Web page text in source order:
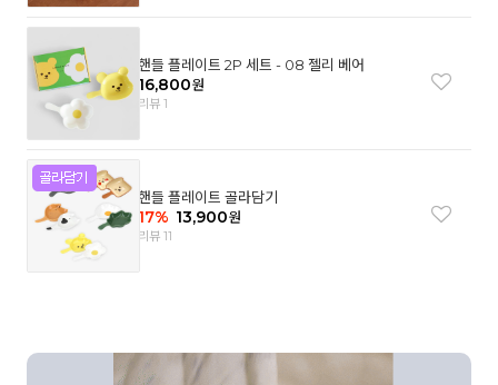
핸들 플레이트 2P 세트 - 08 젤리 베어
16,800원
리뷰 1
핸들 플레이트 골라담기
17% 13,900원
리뷰 11